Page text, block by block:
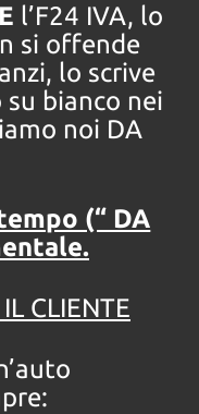
l’F24 IVA, lo
si offende
lo scrive
bianco nei
noi DA
(“ DA
CLIENTE